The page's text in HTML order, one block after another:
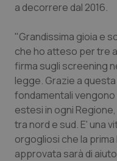
Piemonte
Provincia
Provincia
Puglia
HIV
Infezioni &
Ipertensione &
Malattie rare
a decorrere dal 2016.
"Grandissima gioia e
che ho atteso per tre
firma sugli screening
legge. Grazie a
fondamentali
estesi in ogni
tra nord e sud. E' una
orgogliosi che la
approvata sarà di